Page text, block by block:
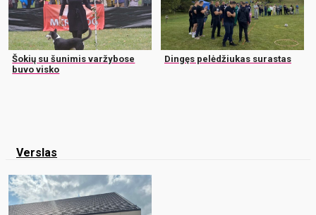
Šokių su šunimis varžybose
buvo visko
Dingęs pelėdžiukas surastas
Verslas